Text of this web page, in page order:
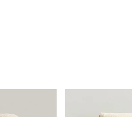
图片已更改为 1 / 5